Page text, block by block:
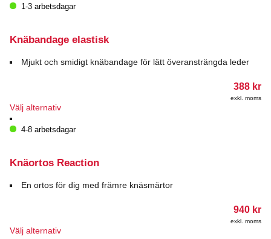
produkten
varianter.
olika
1-3 arbetsdagar
Knäbandage elastisk
Mjukt och smidigt knäbandage för lätt överansträngda leder
388 kr
exkl. moms
Välj alternativDen
produkten
varianter.
olika
4-8 arbetsdagar
Knäortos Reaction
En ortos för dig med främre knäsmärtor
940 kr
exkl. moms
Välj alternativDen